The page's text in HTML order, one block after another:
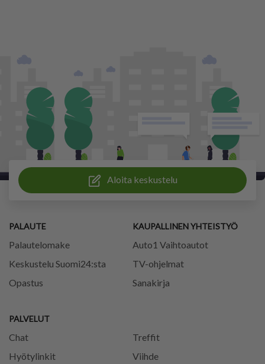
Aloita keskustelu
PALAUTE
Palautelomake
Keskustelu Suomi24:sta
Opastus
PALVELUT
Chat
Treffit
Hyötylinkit
Viihde
KAUPALLINEN YHTEISTYÖ
Auto1 Vaihtoautot
TV-ohjelmat
Sanakirja